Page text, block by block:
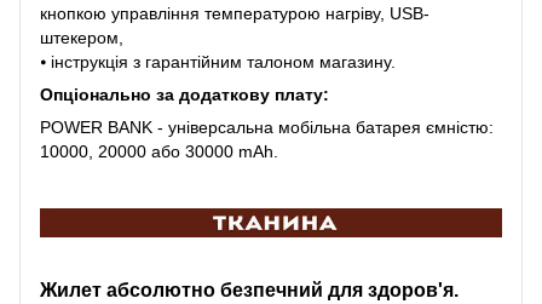
кнопкою управління температурою нагріву, USB-
штекером,
⦁ інструкція з гарантійним талоном магазину.
Опціонально за додаткову плату:
POWER BANK - універсальна мобільна батарея ємністю:
10000, 20000 або 30000 mAh.
Жилет абсолютно безпечний для здоров'я.